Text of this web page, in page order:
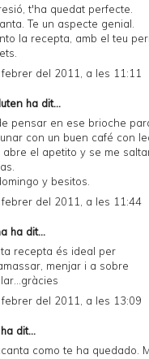
t'ha quedat perfecte.
Te un aspecte genial.
la recepta, amb el teu
del 2011, a les 11:11
ha dit...
pensar en ese brioche
con un buen café con
abre el apetito y se me
y besitos.
del 2011, a les 11:44
ha dit...
recepta és ideal per
menjar i a sobre
del 2011, a les 13:09
ha dit...
como te ha quedado.